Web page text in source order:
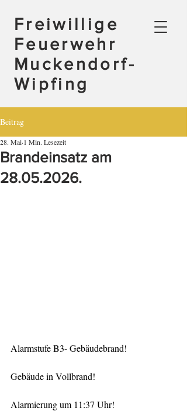
Freiwillige
Feuerwehr
Muckendorf-
Wipfing
Beitrag
Brandeinsatz am
28.05.2026.
28. Mai 1 Min. Lesezeit
Alarmstufe B3- Gebäudebrand!
Gebäude in Vollbrand!
Alarmierung um 11:37 Uhr!